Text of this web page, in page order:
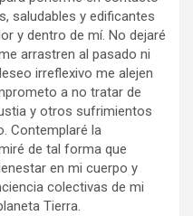
saludables y edificantes
y dentro de mí. No dejaré
arrastren al pasado ni
irreflexivo me alejen
a no tratar de
y otros sufrimientos
Contemplaré la
de tal forma que
en mi cuerpo y
colectivas de mi
Tierra.